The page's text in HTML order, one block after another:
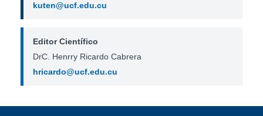
kuten@ucf.edu.cu
Editor Científico
DrC. Henrry Ricardo Cabrera
hricardo@ucf.edu.cu